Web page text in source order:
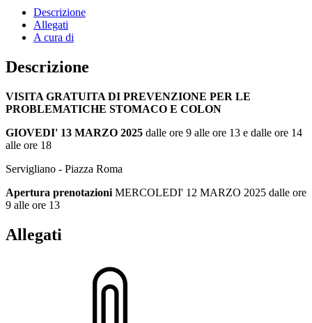
Descrizione
Allegati
A cura di
Descrizione
VISITA GRATUITA DI PREVENZIONE PER LE
PROBLEMATICHE STOMACO E COLON
GIOVEDI' 13 MARZO 2025 dalle ore 9 alle ore 13 e dalle ore 14
alle ore 18
Servigliano - Piazza Roma
Apertura prenotazioni MERCOLEDI' 12 MARZO 2025 dalle ore
9 alle ore 13
Allegati